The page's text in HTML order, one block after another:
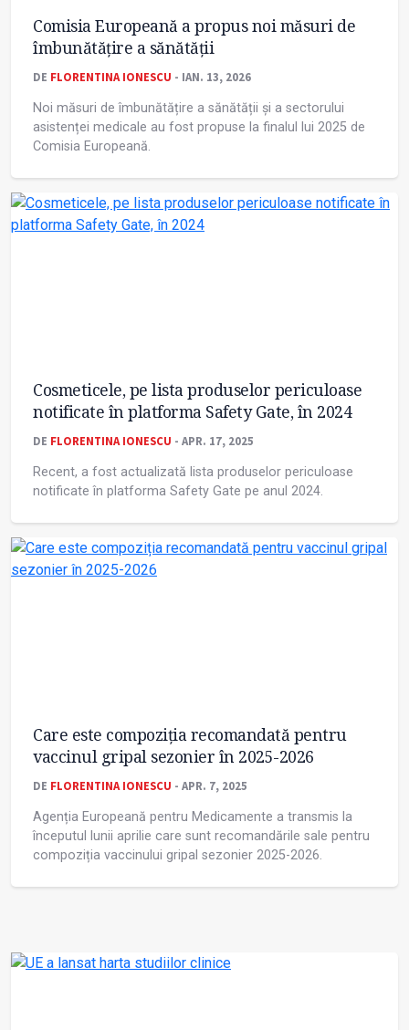
Comisia Europeană a propus noi măsuri de
îmbunătățire a sănătății
DE FLORENTINA IONESCU - IAN. 13, 2026
Noi măsuri de îmbunătățire a sănătății și a sectorului
asistenței medicale au fost propuse la finalul lui 2025 de
Comisia Europeană.
Cosmeticele, pe lista produselor periculoase
notificate în platforma Safety Gate, în 2024
DE FLORENTINA IONESCU - APR. 17, 2025
Recent, a fost actualizată lista produselor periculoase
notificate în platforma Safety Gate pe anul 2024.
Care este compoziția recomandată pentru
vaccinul gripal sezonier în 2025-2026
DE FLORENTINA IONESCU - APR. 7, 2025
Agenția Europeană pentru Medicamente a transmis la
începutul lunii aprilie care sunt recomandările sale pentru
compoziția vaccinului gripal sezonier 2025-2026.